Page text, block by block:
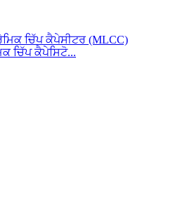
ਚਿੱਪ ਕੈਪੇਸਿਟੋ...